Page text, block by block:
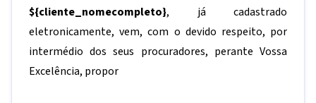
${cliente_nomecompleto}, já cadastrado
eletronicamente, vem, com o devido respeito, por
intermédio dos seus procuradores, perante Vossa
Excelência, propor